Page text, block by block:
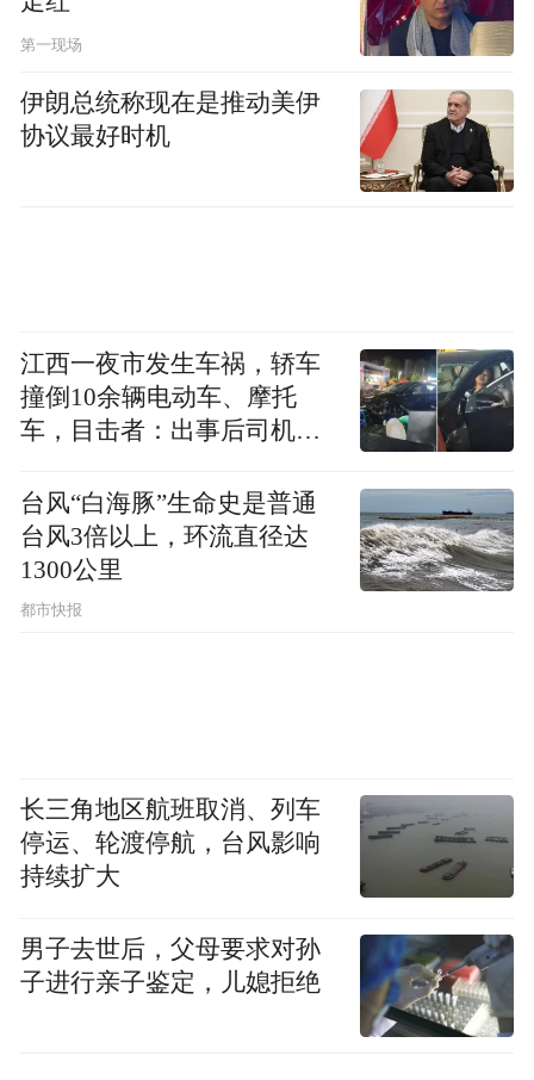
第一现场
伊朗总统称现在是推动美伊
协议最好时机
江西一夜市发生车祸，轿车
撞倒10余辆电动车、摩托
车，目击者：出事后司机一
台风“白海豚”生命史是普通
台风3倍以上，环流直径达
1300公里
都市快报
长三角地区航班取消、列车
停运、轮渡停航，台风影响
持续扩大
男子去世后，父母要求对孙
子进行亲子鉴定，儿媳拒绝